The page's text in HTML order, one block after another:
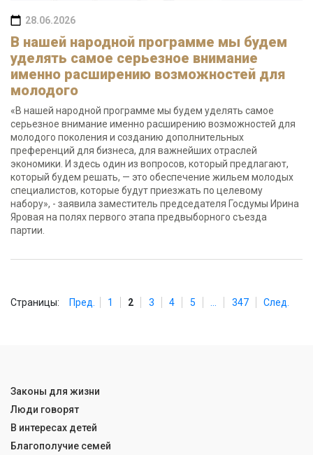
28.06.2026
В нашей народной программе мы будем
уделять самое серьезное внимание
именно расширению возможностей для
молодого
«В нашей народной программе мы будем уделять самое
серьезное внимание именно расширению возможностей для
молодого поколения и созданию дополнительных
преференций для бизнеса, для важнейших отраслей
экономики. И здесь один из вопросов, который предлагают,
который будем решать, — это обеспечение жильем молодых
специалистов, которые будут приезжать по целевому
набору», - заявила заместитель председателя Госдумы Ирина
Яровая на полях первого этапа предвыборного съезда
партии.
Страницы: Пред. 1 2 3 4 5 347 След.
Законы для жизни
Люди говорят
В интересах детей
Благополучие семей